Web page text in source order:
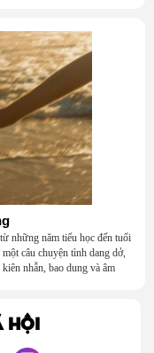
những năm tiểu học đến tuổi
câu chuyện tình dang dở,
nhẫn, bao dung và âm
là chính mình.
HỘI